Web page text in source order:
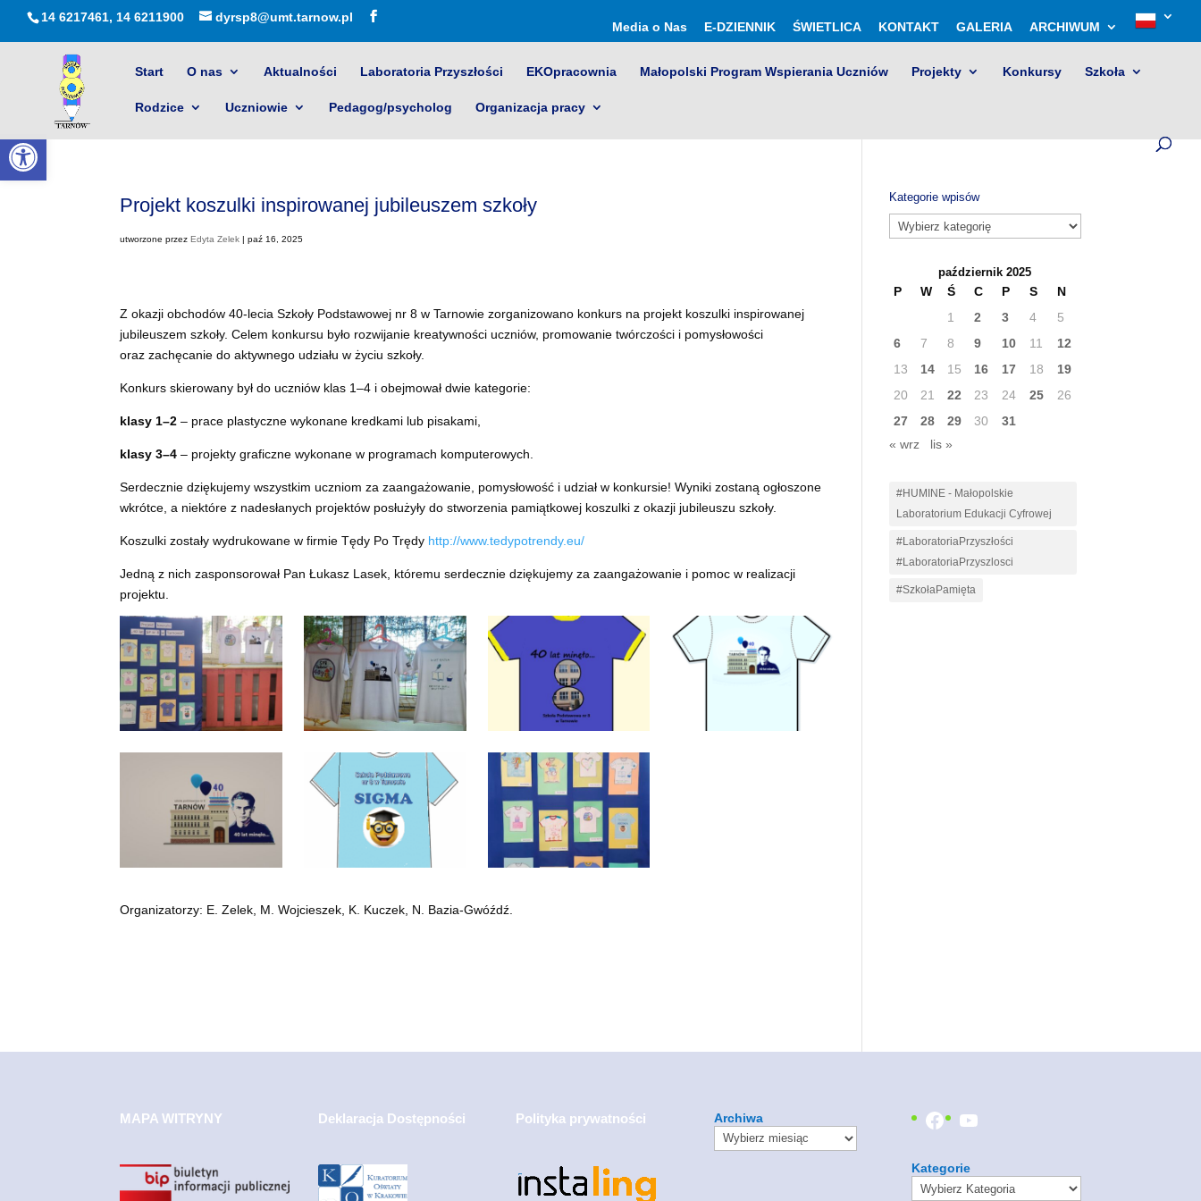
Otwórz pasek narzędzi
14 6217461, 14 6211900 dyrsp8@umt.tarnow.pl
Media o Nas E-DZIENNIK ŚWIETLICA KONTAKT GALERIA ARCHIWUM
Start O nas Aktualności Laboratoria Przyszłości EKOpracownia Małopolski Program Wspierania Uczniów Projekty Konkursy Szkoła
Rodzice Uczniowie Pedagog/psycholog Organizacja pracy
Projekt koszulki inspirowanej jubileuszem szkoły
utworzone przezEdyta Zelek |paź 16, 2025
Z okazji obchodów 40-lecia Szkoły Podstawowej nr 8 w Tarnowie zorganizowano konkurs na projekt koszulki inspirowanej
jubileuszem szkoły. Celem konkursu było rozwijanie kreatywności uczniów, promowanie twórczości i pomysłowości
oraz zachęcanie do aktywnego udziału w życiu szkoły.
Konkurs skierowany był do uczniów klas 1–4 i obejmował dwie kategorie:
klasy 1–2 – prace plastyczne wykonane kredkami lub pisakami,
klasy 3–4 – projekty graficzne wykonane w programach komputerowych.
Serdecznie dziękujemy wszystkim uczniom za zaangażowanie, pomysłowość i udział w konkursie! Wyniki zostaną ogłoszone
wkrótce, a niektóre z nadesłanych projektów posłużyły do stworzenia pamiątkowej koszulki z okazji jubileuszu szkoły.
Koszulki zostały wydrukowane w firmie Tędy Po Trędy http://www.tedypotrendy.eu/
Jedną z nich zasponsorował Pan Łukasz Lasek, któremu serdecznie dziękujemy za zaangażowanie i pomoc w realizacji
projektu.
Organizatorzy: E. Zelek, M. Wojcieszek, K. Kuczek, N. Bazia-Gwóźdź.
Kategorie wpisów
Kategorie
wpisów
październik 2025
P W Ś C P S
N
1
2 3 4
5
6
7 8 9 10 11
12
13
14 15 16 17 18
19
20
21 22 23 24 25
26
27
28 29 30
31
« wrz
lis »
#HUMINE - Małopolskie
Laboratorium Edukacji Cyfrowej
#LaboratoriaPrzyszłości
#LaboratoriaPrzyszlosci
#SzkołaPamięta
MAPA WITRYNY Deklaracja Dostępności Polityka prywatności Archiwa Facebook
YouTube
Kategorie